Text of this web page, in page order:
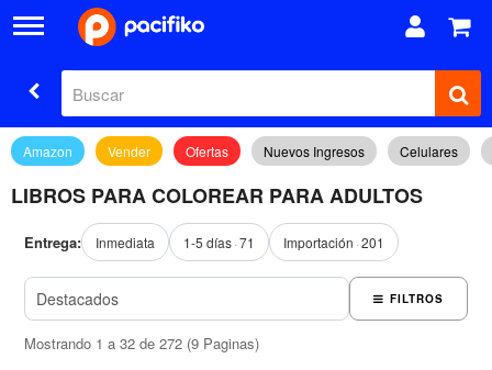
Amazon Vender Ofertas Nuevos Ingresos Celulares
LIBROS PARA COLOREAR PARA ADULTOS
Entrega: Inmediata 1-5 días 71 Importación 201
FILTROS
Mostrando 1 a 32 de 272 (9 Paginas)